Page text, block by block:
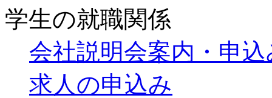
学生の就職関係
会社説明会案内・申込
求人の申込み